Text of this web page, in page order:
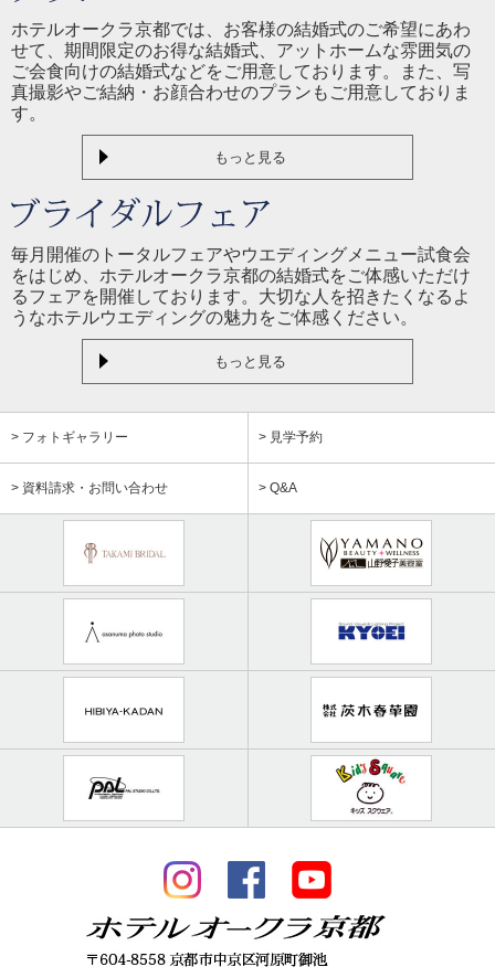
ホテルオークラ京都では、お客様の結婚式のご希望にあわ
せて、期間限定のお得な結婚式、アットホームな雰囲気の
ご会食向けの結婚式などをご用意しております。また、写
真撮影やご結納・お顔合わせのプランもご用意しておりま
す。
もっと見る
毎月開催のトータルフェアやウエディングメニュー試食会
をはじめ、ホテルオークラ京都の結婚式をご体感いただけ
るフェアを開催しております。大切な人を招きたくなるよ
うなホテルウエディングの魅力をご体感ください。
もっと見る
> フォトギャラリー > 見学予約
> 資料請求・お問い合わせ > Q&A